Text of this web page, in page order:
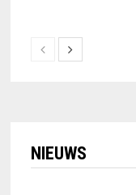
NIEUWS